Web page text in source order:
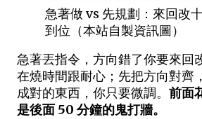
急著做 vs 先規劃：來回改
到位（本站自製資訊圖）
急著丟指令，方向錯了你要來回
在燒時間跟耐心；先把方向對齊
成對的東西，你只要微調。 前面
是後面 50 分鐘的鬼打牆。